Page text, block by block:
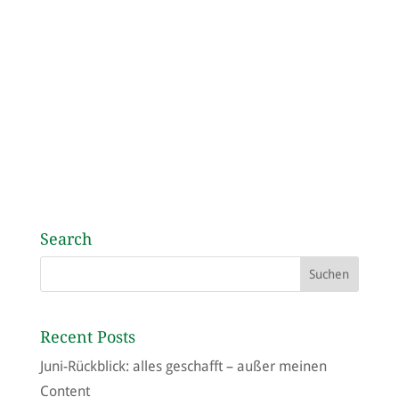
Search
Recent Posts
Juni-Rückblick: alles geschafft – außer meinen
Content